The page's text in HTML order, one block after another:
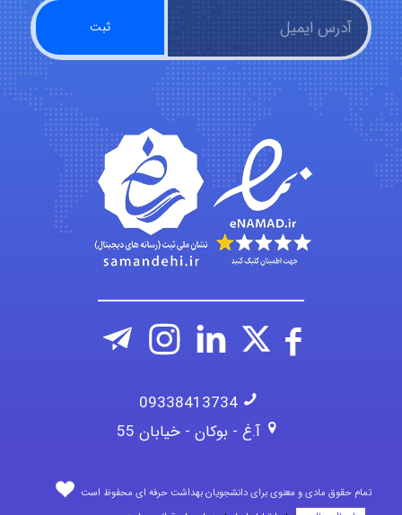
fatima
Jafar Tym
aghajari vahid
09338413734
آ.غ - بوکان - خیابان 55
تمام حقوق مادی و معنوی برای دانشجویان بهداشت حرفه ای محفوظ است